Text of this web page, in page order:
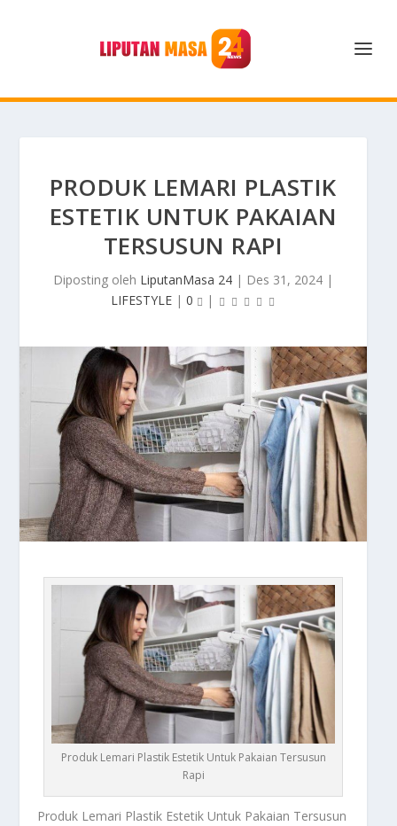
PRODUK LEMARI PLASTIK
ESTETIK UNTUK PAKAIAN
TERSUSUN RAPI
Diposting oleh LiputanMasa 24 | Des 31, 2024 |
LIFESTYLE | 0 |
Produk Lemari Plastik Estetik Untuk Pakaian Tersusun
Rapi
Produk Lemari Plastik Estetik Untuk Pakaian Tersusun